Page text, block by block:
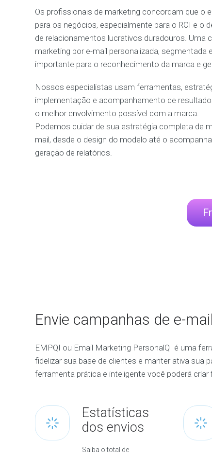
Os profissionais de marketing concordam que o
para os negócios, especialmente para o ROI e o
de relacionamentos lucrativos duradouros. Uma
marketing por e-mail personalizada, segmentada
importante para o reconhecimento da marca e
Nossos especialistas usam ferramentas,
implementação e acompanhamento de
o melhor envolvimento possível com a marca.
Podemos cuidar de sua estratégia completa de
mail, desde o design do modelo até o
geração de relatórios.
Envie campanhas de e-
EMPQI ou Email Marketing PersonalQI é uma
fidelizar sua base de clientes e manter ativa sua
ferramenta prática e inteligente você poderá
Estatísticas
dos envios
Saiba o total de